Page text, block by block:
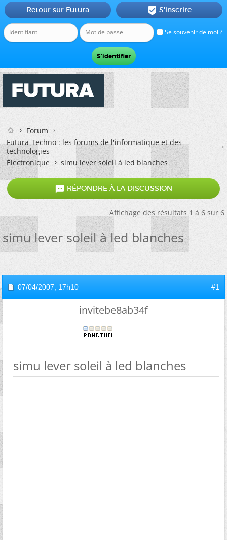
Se souvenir de moi ?
Retour sur Futura  S'inscrire
Forum
Futura-Techno : les forums de l'informatique et des
technologies
Électronique
simu lever soleil à led blanches
 RÉPONDRE À LA DISCUSSION
Affichage des résultats 1 à 6 sur 6
simu lever soleil à led blanches
07/04/2007, 17h10 #1
invitebe8ab34f
simu lever soleil à led blanches